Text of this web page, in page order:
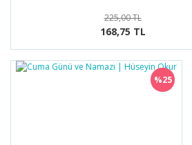
225,00 TL
168,75 TL
%25